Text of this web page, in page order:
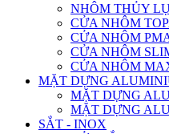
NHÔM THỦY
CỬA NHÔM
CỬA NHÔM
CỬA NHÔM
CỬA NHÔM
MẶT DỰNG
MẶT DỰNG
MẶT DỰNG
SẮT - INOX